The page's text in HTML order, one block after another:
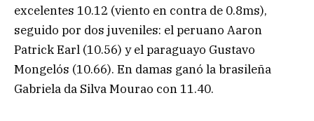
excelentes 10.12 (viento en contra de 0.8ms),
seguido por dos juveniles: el peruano Aaron
Patrick Earl (10.56) y el paraguayo Gustavo
Mongelós (10.66). En damas ganó la brasileña
Gabriela da Silva Mourao con 11.40.